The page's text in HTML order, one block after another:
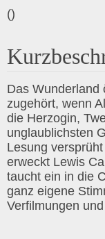
()
Das Wunderland
zugehört, wenn
die Herzogin,
unglaublichsten
Lesung
erweckt Lewis
taucht ein in die
ganz eigene
Verfilmungen